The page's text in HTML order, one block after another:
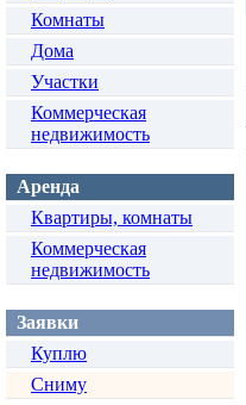
Комнаты
Дома
Участки
Коммерческая
недвижимость
Аренда
Квартиры, комнаты
Коммерческая
недвижимость
Заявки
Куплю
Сниму